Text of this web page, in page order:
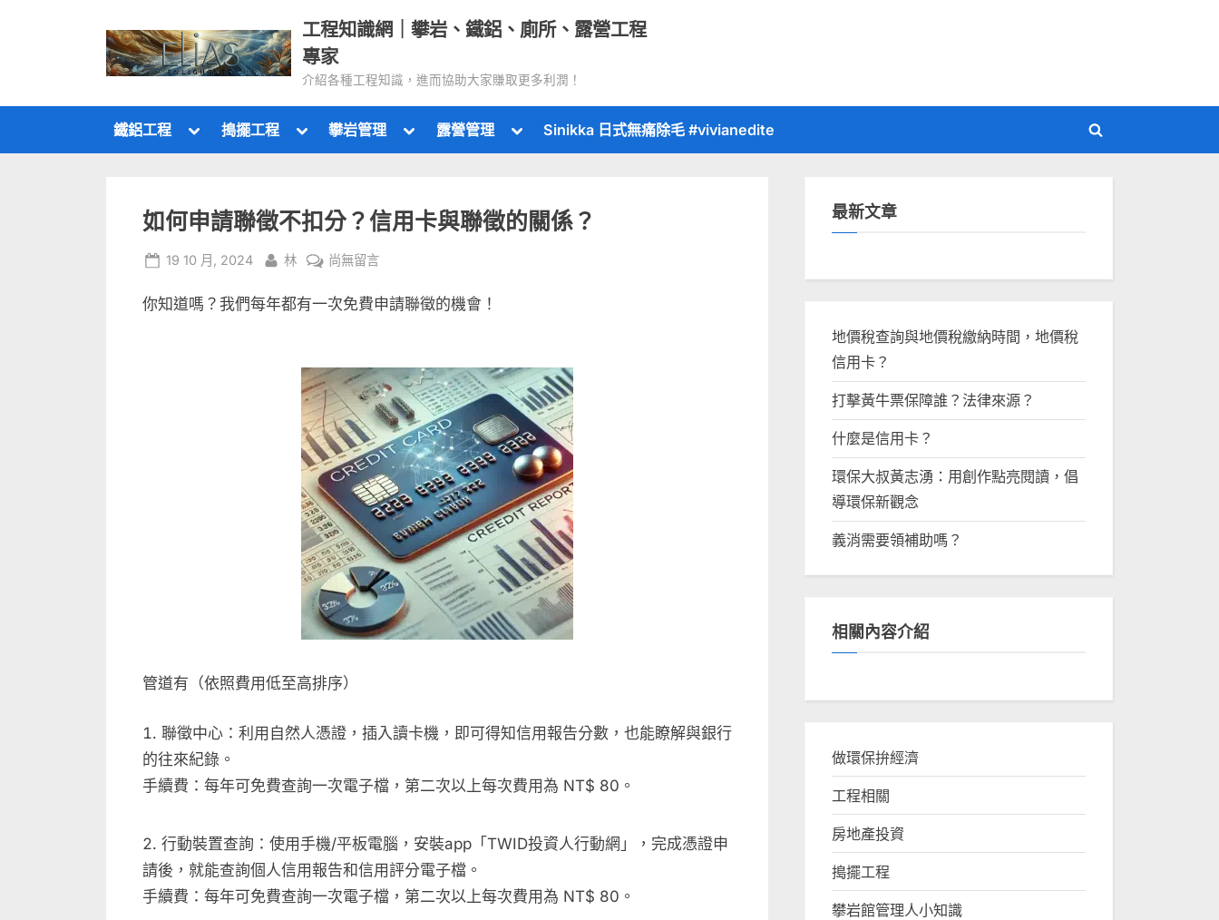
工程知識網｜攀岩、鐵鋁、廁所、露營工程
專家
介紹各種工程知識，進而協助大家賺取更多利潤！
鐵鋁工程
Toggle
menu
搗擺工程
Toggle
menu
攀岩管理
Toggle
menu
露營管理
Toggle
menu
Sinikka 日式無痛除毛 #vivianedite
Toggle
如何申請聯徵不扣分？信用卡與聯徵的關係？
Posted
19 10 月, 2024 By
林
在
何
聯
徵
不
扣
分？
信
用
卡
與
聯
徵
的
關
中
尚無留言
你知道嗎？我們每年都有一次免費申請聯徵的機會！
管道有（依照費用低至高排序）
聯徵中心：利用自然人憑證，插入讀卡機，即可得知信用報告分數，也能瞭解與銀行
的往來紀錄。
手續費：每年可免費查詢一次電子檔，第二次以上每次費用為 NT$ 80。
行動裝置查詢：使用手機/平板電腦，安裝app「TWID投資人行動網」，完成憑證申
請後，就能查詢個人信用報告和信用評分電子檔。
手續費：每年可免費查詢一次電子檔，第二次以上每次費用為 NT$ 80。
最新文章
地價稅查詢與地價稅繳納時間，地價稅
信用卡？
打擊黃牛票保障誰？法律來源？
什麼是信用卡？
環保大叔黃志湧：用創作點亮閱讀，倡
導環保新觀念
義消需要領補助嗎？
相關內容介紹
做環保拚經濟
工程相關
房地產投資
搗擺工程
攀岩館管理人小知識